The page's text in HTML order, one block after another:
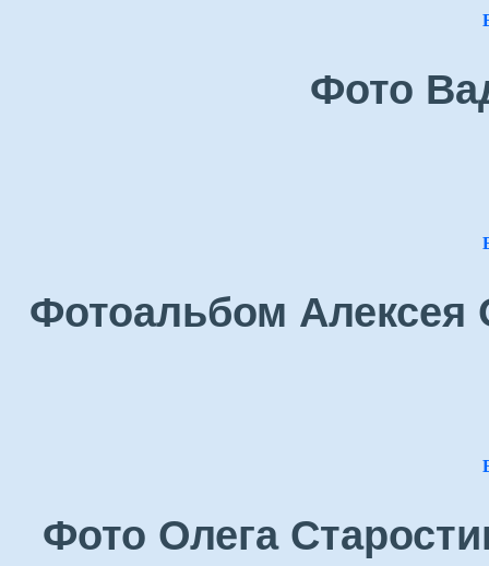
Фото
Фотоальбом Алексея
Фото Олега